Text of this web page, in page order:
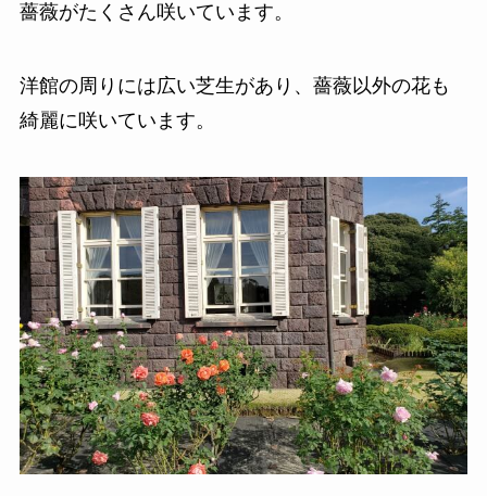
薔薇がたくさん咲いています。
洋館の周りには広い芝生があり、薔薇以外の花も
綺麗に咲いています。